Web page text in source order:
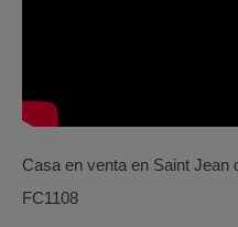
Casa en venta en Saint Jean
FC1108